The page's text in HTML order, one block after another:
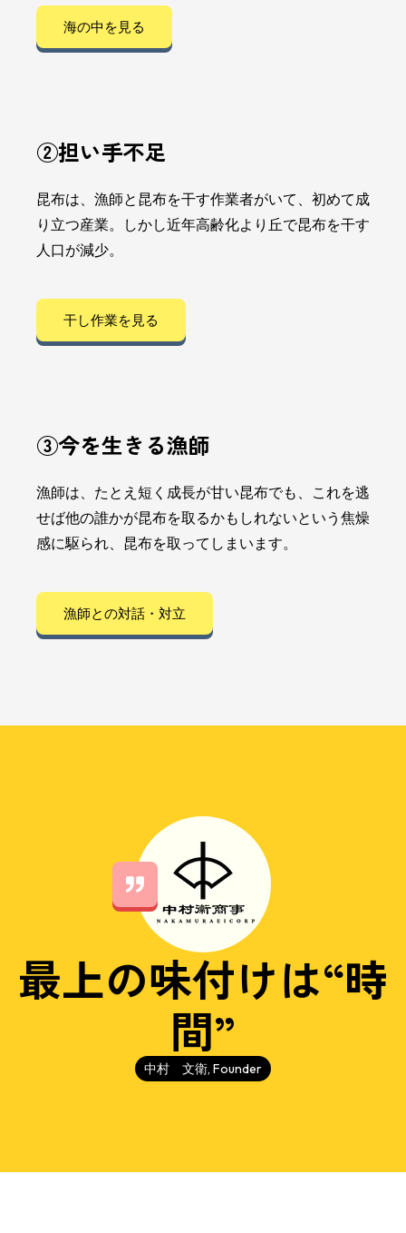
海の中を見る
②担い手不足
昆布は、漁師と昆布を干す作業者がいて、初めて成
り立つ産業。しかし近年高齢化より丘で昆布を干す
人口が減少。
干し作業を見る
③今を生きる漁師
漁師は、たとえ短く成長が甘い昆布でも、これを逃
せば他の誰かが昆布を取るかもしれないという焦燥
感に駆られ、昆布を取ってしまいます。
漁師との対話・対立
最上の味付けは“時
間”
中村 文衛, Founder